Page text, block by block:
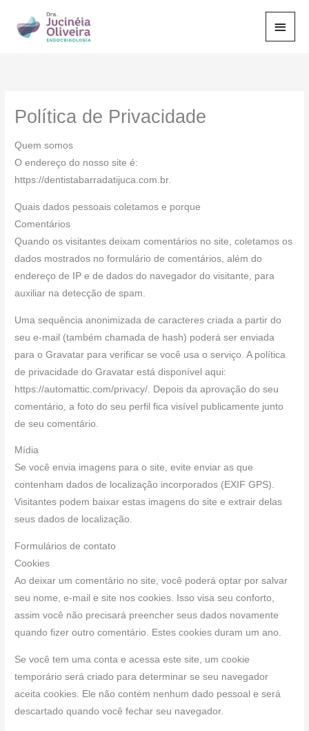
para
Menu
Política de Privacidade
Quem somos
O endereço do nosso site é:
https://dentistabarradatijuca.com.br.
Quais dados pessoais coletamos e porque
Comentários
Quando os visitantes deixam comentários no site, coletamos os
dados mostrados no formulário de comentários, além do
endereço de IP e de dados do navegador do visitante, para
auxiliar na detecção de spam.
Uma sequência anonimizada de caracteres criada a partir do
seu e-mail (também chamada de hash) poderá ser enviada
para o Gravatar para verificar se você usa o serviço. A política
de privacidade do Gravatar está disponível aqui:
https://automattic.com/privacy/. Depois da aprovação do seu
comentário, a foto do seu perfil fica visível publicamente junto
de seu comentário.
Mídia
Se você envia imagens para o site, evite enviar as que
contenham dados de localização incorporados (EXIF GPS).
Visitantes podem baixar estas imagens do site e extrair delas
seus dados de localização.
Formulários de contato
Cookies
Ao deixar um comentário no site, você poderá optar por salvar
seu nome, e-mail e site nos cookies. Isso visa seu conforto,
assim você não precisará preencher seus dados novamente
quando fizer outro comentário. Estes cookies duram um ano.
Se você tem uma conta e acessa este site, um cookie
temporário será criado para determinar se seu navegador
aceita cookies. Ele não contém nenhum dado pessoal e será
descartado quando você fechar seu navegador.